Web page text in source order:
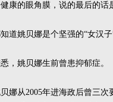
康的眼角膜，说的最后的话
道姚贝娜是个坚强的“女汉
，姚贝娜生前曾患抑郁症。
娜从2005年进海政后曾三